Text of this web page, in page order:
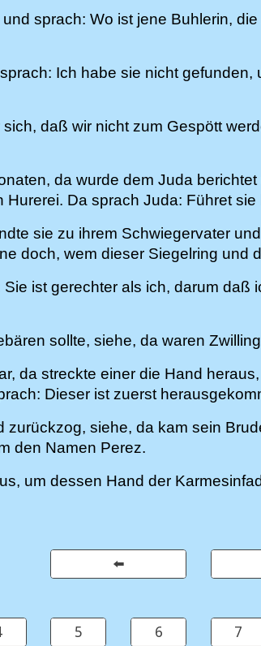
sprach: Wo ist jene Buhlerin,
Ich habe sie nicht
daß wir nicht zum Gespött
da wurde dem Juda
Da sprach Juda: Führet
sie zu ihrem Schwiegervater
doch, wem dieser Siegelring und
ist gerechter als ich, darum
sollte, siehe, da waren
da streckte einer die Hand
Dieser ist zuerst
siehe, da kam sein
den Namen Perez.
um dessen Hand der
⬅️
5 6 7